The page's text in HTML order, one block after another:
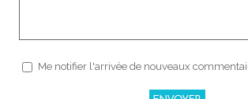
Me notifier l'arrivée de nouveaux